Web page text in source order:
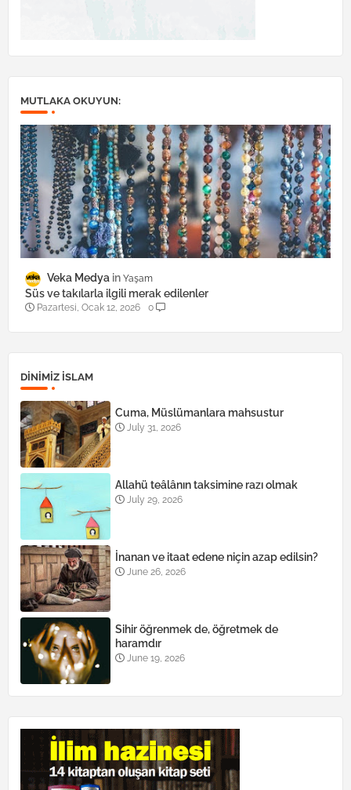
MUTLAKA OKUYUN:
Veka Medya Yaşam
Süs ve takılarla ilgili merak edilenler
Pazartesi, Ocak 12, 2026 0
DINIMIZ ISLAM
Cuma, Müslümanlara mahsustur
July 31, 2026
Allahü teâlânın taksimine razı olmak
July 29, 2026
İnanan ve itaat edene niçin azap edilsin?
June 26, 2026
Sihir öğrenmek de, öğretmek de
haramdır
June 19, 2026